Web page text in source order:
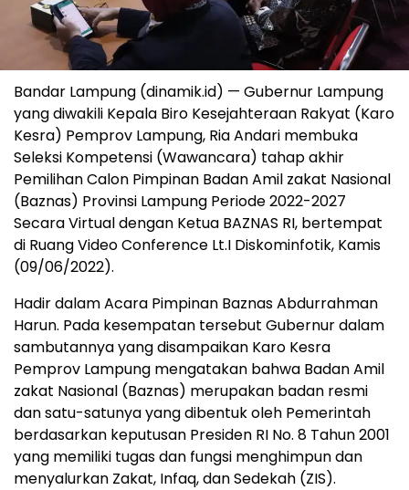
Bandar Lampung (dinamik.id) — Gubernur Lampung
yang diwakili Kepala Biro Kesejahteraan Rakyat (Karo
Kesra) Pemprov Lampung, Ria Andari membuka
Seleksi Kompetensi (Wawancara) tahap akhir
Pemilihan Calon Pimpinan Badan Amil zakat Nasional
(Baznas) Provinsi Lampung Periode 2022-2027
Secara Virtual dengan Ketua BAZNAS RI, bertempat
di Ruang Video Conference Lt.I Diskominfotik, Kamis
(09/06/2022).
Hadir dalam Acara Pimpinan Baznas Abdurrahman
Harun. Pada kesempatan tersebut Gubernur dalam
sambutannya yang disampaikan Karo Kesra
Pemprov Lampung mengatakan bahwa Badan Amil
zakat Nasional (Baznas) merupakan badan resmi
dan satu-satunya yang dibentuk oleh Pemerintah
berdasarkan keputusan Presiden RI No. 8 Tahun 2001
yang memiliki tugas dan fungsi menghimpun dan
menyalurkan Zakat, Infaq, dan Sedekah (ZIS).